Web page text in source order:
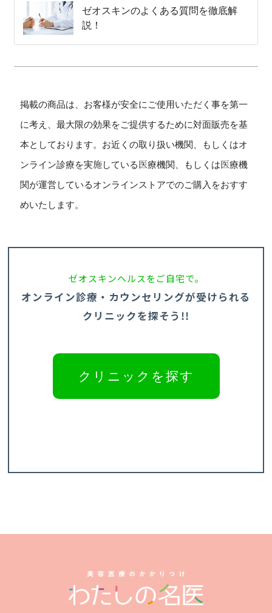
ゼオスキンのよくある質問を徹底解
説！
掲載の商品は、お客様が安全にご使用いただく事を第一
に考え、最大限の効果をご提供するために対面販売を基
本としております。お近くの取り扱い機関、もしくはオ
ンライン診療を実施している医療機関、もしくは医療機
関が運営しているオンラインストアでのご購入をおすす
めいたします。
ゼオスキンヘルスをご自宅で。
オンライン診療・カウンセリングが受けられる
クリニックを探そう!!
クリニックを探す